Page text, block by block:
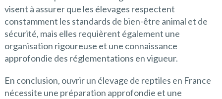
visent à assurer que les élevages respectent
constamment les standards de bien-être animal et de
sécurité, mais elles requièrent également une
organisation rigoureuse et une connaissance
approfondie des réglementations en vigueur.
En conclusion, ouvrir un élevage de reptiles en France
nécessite une préparation approfondie et une